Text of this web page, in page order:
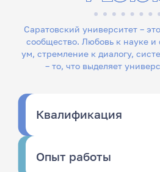
Саратовский университет –
сообщество. Любовь к науке
ум, стремление к диалогу, системность и трудолюбие
– то, что выделяет
Квалификация
Опыт работы